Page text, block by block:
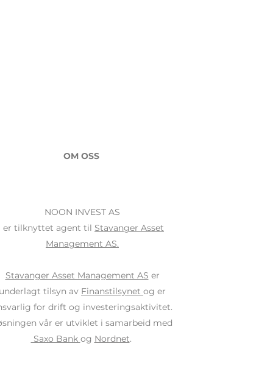
OM OSS
NOON INVEST AS
er tilknyttet agent til Stavanger Asset
Management AS.
Stavanger Asset Management AS er
underlagt tilsyn av Finanstilsynet og er
for drift og investeringsaktivitet.
vår er utviklet i samarbeid med
Saxo Bank og Nordnet.